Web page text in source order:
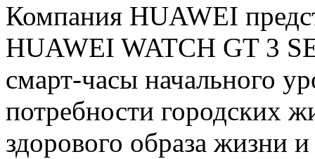
Компания HUAWEI
HUAWEI WATCH GT 3
смарт-часы начального
потребности городских
здорового образа жизни